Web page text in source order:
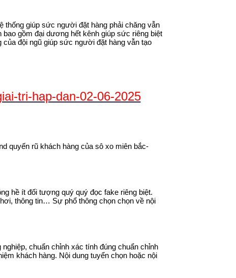
thống giúp sức người đặt hàng phải chăng vẫn
gồm đại dương hết kênh giúp sức riêng biệt
đội ngũ giúp sức người đặt hàng vẫn tạo
tri-hap-dan-02-06-2025
quyến rũ khách hàng của sô xo miên bắc-
hề ít đối tượng quý quý đọc fake riêng biệt.
thông tin… Sự phổ thông chọn chọn về nội
chuẩn chỉnh xác tính đúng chuẩn chỉnh
khách hàng. Nội dung tuyển chọn hoặc nội